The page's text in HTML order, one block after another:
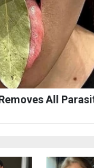
All